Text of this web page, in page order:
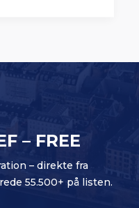
– FREE
– direkte fra
55.500+ på listen.